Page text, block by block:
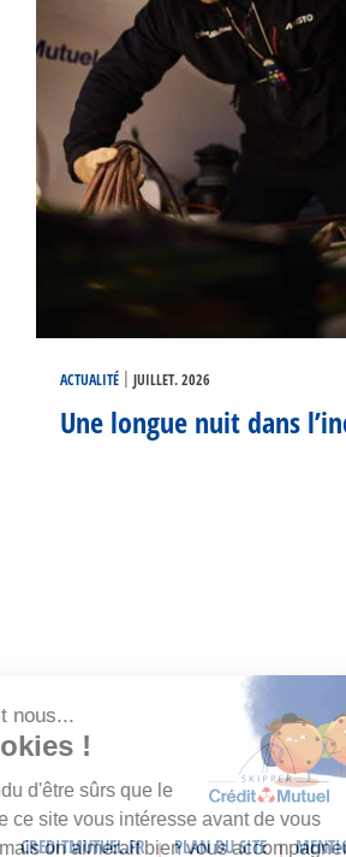
ACTUALITÉ | JUILLET. 2026
Une longue nuit dans
CREDITMUTUEL.FR | PLAN DU SITE |
Salut c'est nous...
les Cookies !
On a attendu d'être sûrs que le
contenu de ce site vous intéresse
déranger, mais on aimerait bien vous